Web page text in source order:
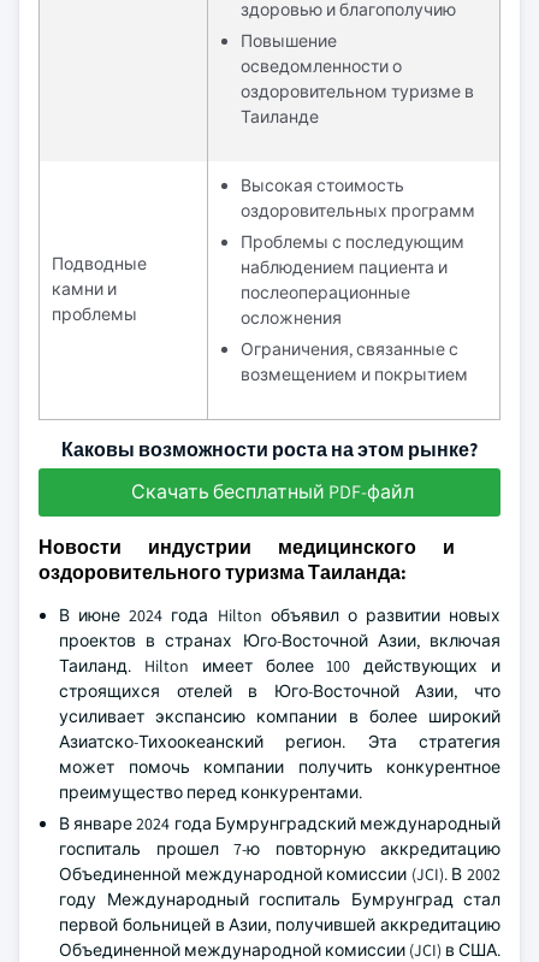
здоровью и благополучию
Повышение
осведомленности о
оздоровительном туризме в
Таиланде
Подводные
камни и
проблемы
Высокая стоимость
оздоровительных программ
Проблемы с последующим
наблюдением пациента и
послеоперационные
осложнения
Ограничения, связанные с
возмещением и покрытием
Каковы возможности роста на этом рынке?
Скачать бесплатный PDF-файл
Новости индустрии медицинского и
оздоровительного туризма Таиланда:
В июне 2024 года Hilton объявил о развитии новых
проектов в странах Юго-Восточной Азии, включая
Таиланд. Hilton имеет более 100 действующих и
строящихся отелей в Юго-Восточной Азии, что
усиливает экспансию компании в более широкий
Азиатско-Тихоокеанский регион. Эта стратегия
может помочь компании получить конкурентное
преимущество перед конкурентами.
В январе 2024 года Бумрунградский международный
госпиталь прошел 7-ю повторную аккредитацию
Объединенной международной комиссии (JCI). В 2002
году Международный госпиталь Бумрунград стал
первой больницей в Азии, получившей аккредитацию
Объединенной международной комиссии (JCI) в США.